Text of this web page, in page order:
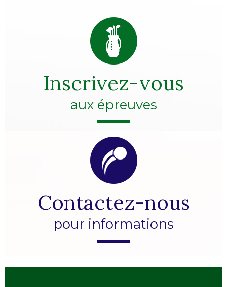
Inscrivez-vous
aux épreuves
Contactez-nous
pour informations